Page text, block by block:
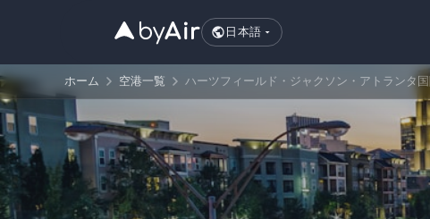
日本語
ホーム 空港一覧 ハーツフィールド・ジャクソン・アトランタ国